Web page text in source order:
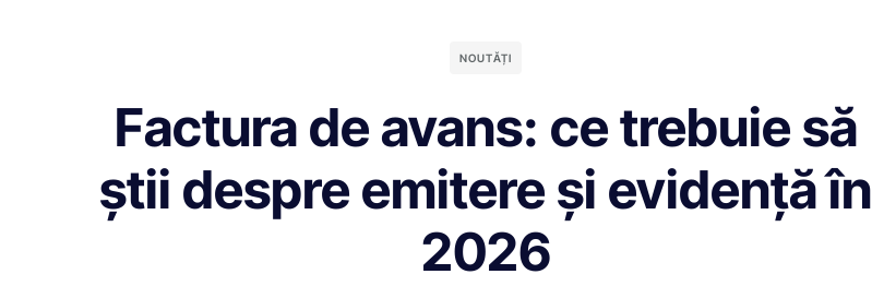
NOUTĂȚI
Factura de avans: ce trebuie să
știi despre emitere și evidență în
2026